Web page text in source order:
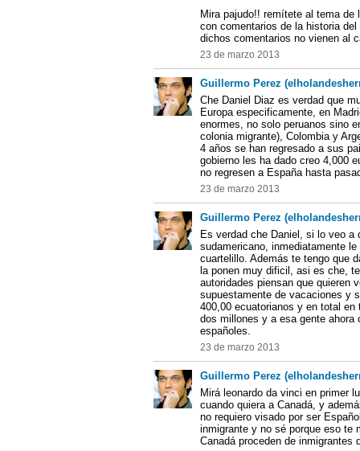
Mira pajudo!! remítete al tema
con comentarios de la historia
dichos comentarios no vienen al
23 de marzo 2013
Guillermo Perez
Che Daniel Diaz es verdad que
Europa especificamente, en
enormes, no solo peruanos sino
colonia migrante), Colombia y
4 años se han regresado a sus
gobierno les ha dado creo 4,000
no regresen a España hasta
23 de marzo 2013
Guillermo Perez
Es verdad che Daniel, si lo veo a
sudamericano, inmediatamente
cuartelillo. Además te tengo que
la ponen muy dificil, asi es che,
autoridades piensan que quieren
supuestamente de vacaciones y
400,00 ecuatorianos y en total
dos millones y a esa gente
españoles.
23 de marzo 2013
Guillermo Perez
Mirá leonardo da vinci en primer
cuando quiera a Canadá, y
no requiero visado por ser
inmigrante y no sé porque eso te
Canadá proceden de inmigrantes